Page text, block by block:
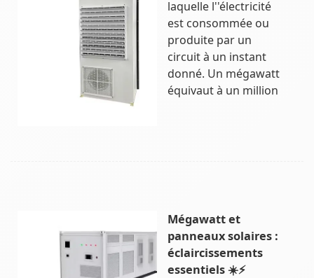
laquelle l''électricité
est consommée ou
produite par un
circuit à un instant
donné. Un mégawatt
équivaut à un million
Mégawatt et
panneaux solaires :
éclaircissements
essentiels ☀️⚡